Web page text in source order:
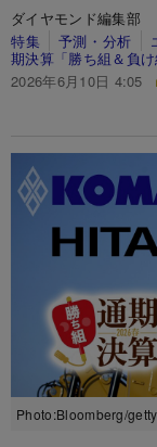
ダイヤモンド編集部
特集
予測・分析
期決算「勝ち組＆負け
2026年6月10日 4:05
Photo:Bloomberg/